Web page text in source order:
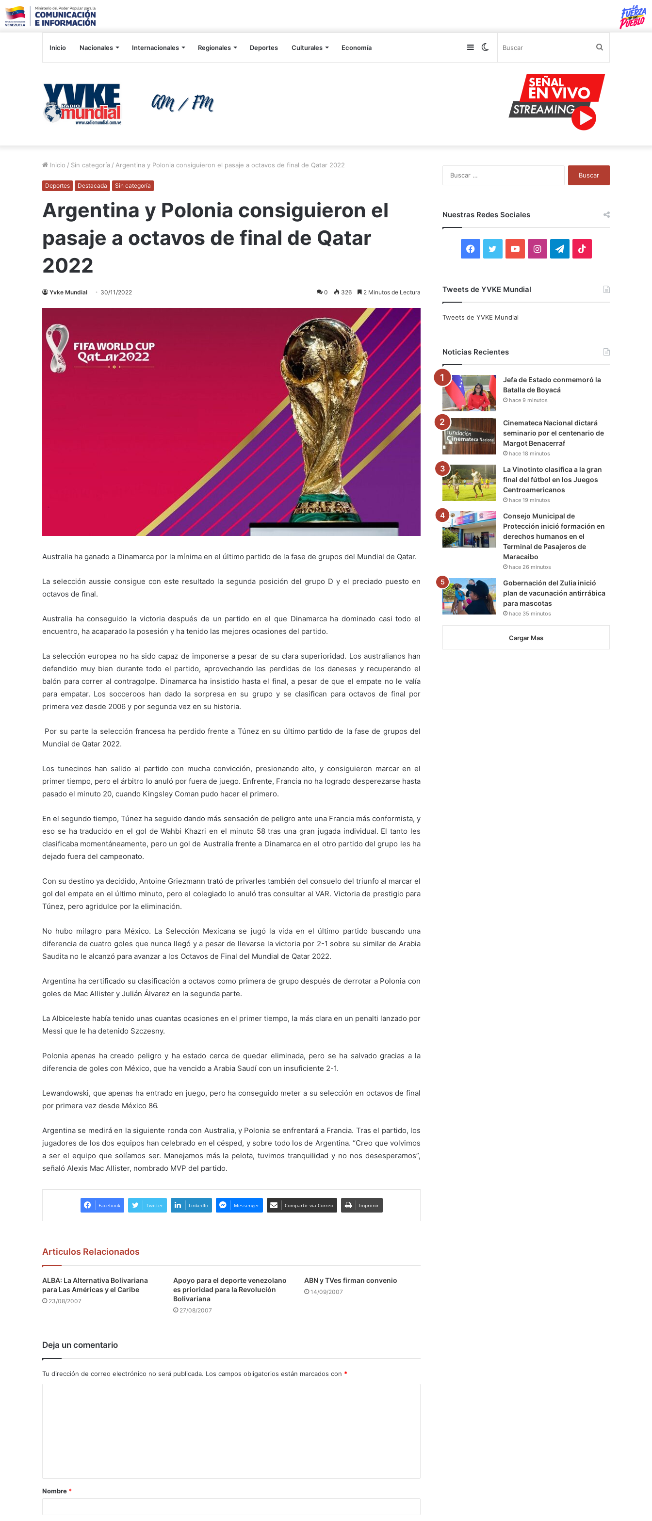
Inicio Nacionales Internacionales Regionales Deportes Culturales Economía Switch
Sidebar
Inicio / Sin categoría / Argentina y Polonia consiguieron el pasaje a octavos de final de Qatar 2022
Deportes Destacada Sin categoría
Argentina y Polonia consiguieron el
pasaje a octavos de final de Qatar
2022
Yvke Mundial 30/11/2022 0 326 2 Minutos de Lectura
Australia ha ganado a Dinamarca por la mínima en el último partido de la fase de grupos del Mundial de Qatar.
La selección aussie consigue con este resultado la segunda posición del grupo D y el preciado puesto en
octavos de final.
Australia ha conseguido la victoria después de un partido en el que Dinamarca ha dominado casi todo el
encuentro, ha acaparado la posesión y ha tenido las mejores ocasiones del partido.
La selección europea no ha sido capaz de imponerse a pesar de su clara superioridad. Los australianos han
defendido muy bien durante todo el partido, aprovechando las perdidas de los daneses y recuperando el
balón para correr al contragolpe. Dinamarca ha insistido hasta el final, a pesar de que el empate no le valía
para empatar. Los socceroos han dado la sorpresa en su grupo y se clasifican para octavos de final por
primera vez desde 2006 y por segunda vez en su historia.
Por su parte la selección francesa ha perdido frente a Túnez en su último partido de la fase de grupos del
Mundial de Qatar 2022.
Los tunecinos han salido al partido con mucha convicción, presionando alto, y consiguieron marcar en el
primer tiempo, pero el árbitro lo anuló por fuera de juego. Enfrente, Francia no ha logrado desperezarse hasta
pasado el minuto 20, cuando Kingsley Coman pudo hacer el primero.
En el segundo tiempo, Túnez ha seguido dando más sensación de peligro ante una Francia más conformista, y
eso se ha traducido en el gol de Wahbi Khazri en el minuto 58 tras una gran jugada individual. El tanto les
clasificaba momentáneamente, pero un gol de Australia frente a Dinamarca en el otro partido del grupo les ha
dejado fuera del campeonato.
Con su destino ya decidido, Antoine Griezmann trató de privarles también del consuelo del triunfo al marcar el
gol del empate en el último minuto, pero el colegiado lo anuló tras consultar al VAR. Victoria de prestigio para
Túnez, pero agridulce por la eliminación.
No hubo milagro para México. La Selección Mexicana se jugó la vida en el último partido buscando una
diferencia de cuatro goles que nunca llegó y a pesar de llevarse la victoria por 2-1 sobre su similar de Arabia
Saudita no le alcanzó para avanzar a los Octavos de Final del Mundial de Qatar 2022.
Argentina ha certificado su clasificación a octavos como primera de grupo después de derrotar a Polonia con
goles de Mac Allister y Julián Álvarez en la segunda parte.
La Albiceleste había tenido unas cuantas ocasiones en el primer tiempo, la más clara en un penalti lanzado por
Messi que le ha detenido Szczesny.
Polonia apenas ha creado peligro y ha estado cerca de quedar eliminada, pero se ha salvado gracias a la
diferencia de goles con México, que ha vencido a Arabia Saudí con un insuficiente 2-1.
Lewandowski, que apenas ha entrado en juego, pero ha conseguido meter a su selección en octavos de final
por primera vez desde México 86.
Argentina se medirá en la siguiente ronda con Australia, y Polonia se enfrentará a Francia. Tras el partido, los
jugadores de los dos equipos han celebrado en el césped, y sobre todo los de Argentina. “Creo que volvimos
a ser el equipo que solíamos ser. Manejamos más la pelota, tuvimos tranquilidad y no nos desesperamos”,
señaló Alexis Mac Allister, nombrado MVP del partido.
Facebook Twitter LinkedIn Messenger Compartir via Correo Imprimir
Articulos Relacionados
ALBA: La Alternativa Bolivariana
para Las Américas y el Caribe
23/08/2007
Apoyo para el deporte venezolano
es prioridad para la Revolución
Bolivariana
27/08/2007
ABN y TVes firman convenio
14/09/2007
Deja un comentario
Tu dirección de correo electrónico no será publicada. Los campos obligatorios están marcados con *
a
r
Nombre *
Nuestras Redes Sociales
F
c
o
k
i
r
Y
u
e
I
r
a
m
T
a
m
Tweets de YVKE Mundial
Tweets de YVKE Mundial
Noticias Recientes
Jefa de Estado conmemoró la
Batalla de Boyacá
hace 9 minutos
Cinemateca Nacional dictará
seminario por el centenario de
Margot Benacerraf
hace 18 minutos
La Vinotinto clasifica a la gran
final del fútbol en los Juegos
Centroamericanos
hace 19 minutos
Consejo Municipal de
Protección inició formación en
derechos humanos en el
Terminal de Pasajeros de
Maracaibo
hace 26 minutos
Gobernación del Zulia inició
plan de vacunación antirrábica
para mascotas
hace 35 minutos
Cargar Mas